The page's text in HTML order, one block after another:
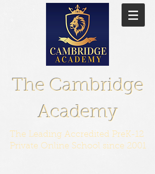
The Cambridge
Academy
The Leading Accredited PreK-12
Private Online School since 2001